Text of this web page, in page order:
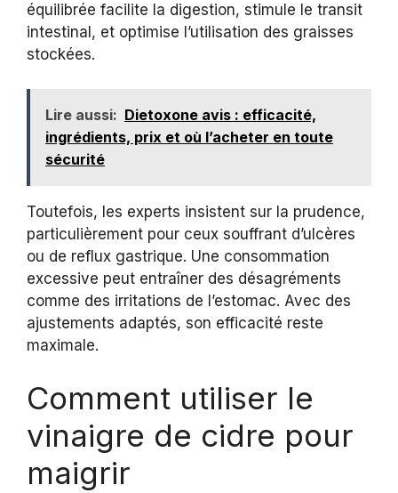
équilibrée facilite la digestion, stimule le transit
intestinal, et optimise l’utilisation des graisses
stockées.
Lire aussi: Dietoxone avis : efficacité,
ingrédients, prix et où l’acheter en toute
sécurité
Toutefois, les experts insistent sur la prudence,
particulièrement pour ceux souffrant d’ulcères
ou de reflux gastrique. Une consommation
excessive peut entraîner des désagréments
comme des irritations de l’estomac. Avec des
ajustements adaptés, son efficacité reste
maximale.
Comment utiliser le
vinaigre de cidre pour
maigrir